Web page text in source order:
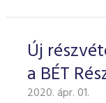
Új
a BÉT
2020. ápr. 01.